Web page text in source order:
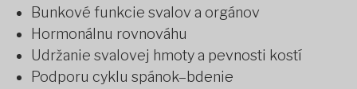
Bunkové funkcie svalov a orgánov
Hormonálnu rovnováhu
Udržanie svalovej hmoty a pevnosti kostí
Podporu cyklu spánok–bdenie